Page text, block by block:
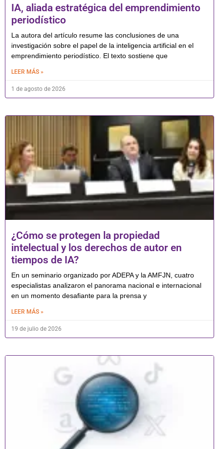
IA, aliada estratégica del emprendimiento
periodístico
La autora del artículo resume las conclusiones de una
investigación sobre el papel de la inteligencia artificial en el
emprendimiento periodístico. El texto sostiene que
LEER MÁS »
1 de agosto de 2026
¿Cómo se protegen la propiedad
intelectual y los derechos de autor en
tiempos de IA?
En un seminario organizado por ADEPA y la AMFJN, cuatro
especialistas analizaron el panorama nacional e internacional
en un momento desafiante para la prensa y
LEER MÁS »
19 de julio de 2026